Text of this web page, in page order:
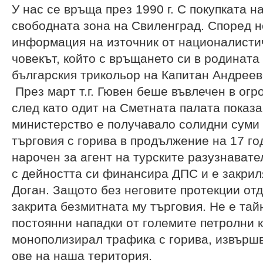
У нас се връща през 1990 г. С покупката
свободната зона на Свиленград. Според
информация на източник от
човекът, който с връщането си в
българския трикольор на Капитан
През март т.г. Гювен беше въвлечен в
след като одит на Сметната палата
министерство е получавало солидни
търговия с горива в продължение на 17
нарочен за агент на турските
с дейността си финансира ДПС и е
Доган. Защото без неговите протекции
закрита безмитната му търговия. Не е
постоянни нападки от големите петролни
монополизирал трафика с горива,
ове на наша територия.